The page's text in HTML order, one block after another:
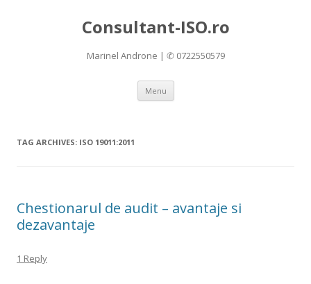
Consultant-ISO.ro
Marinel Androne | ✆ 0722550579
Menu Skip
content
TAG ARCHIVES: ISO 19011:2011
Chestionarul de audit – avantaje si
dezavantaje
1 Reply